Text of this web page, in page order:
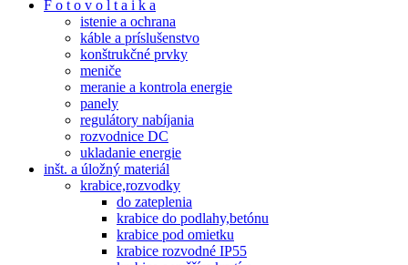
F o t o v o l t a i k a
istenie a ochrana
káble a príslušenstvo
konštrukčné prvky
meniče
meranie a kontrola energie
panely
regulátory nabíjania
rozvodnice DC
ukladanie energie
inšt. a úložný materiál
krabice,rozvodky
do zateplenia
krabice do podlahy,betónu
krabice pod omietku
krabice rozvodné IP55